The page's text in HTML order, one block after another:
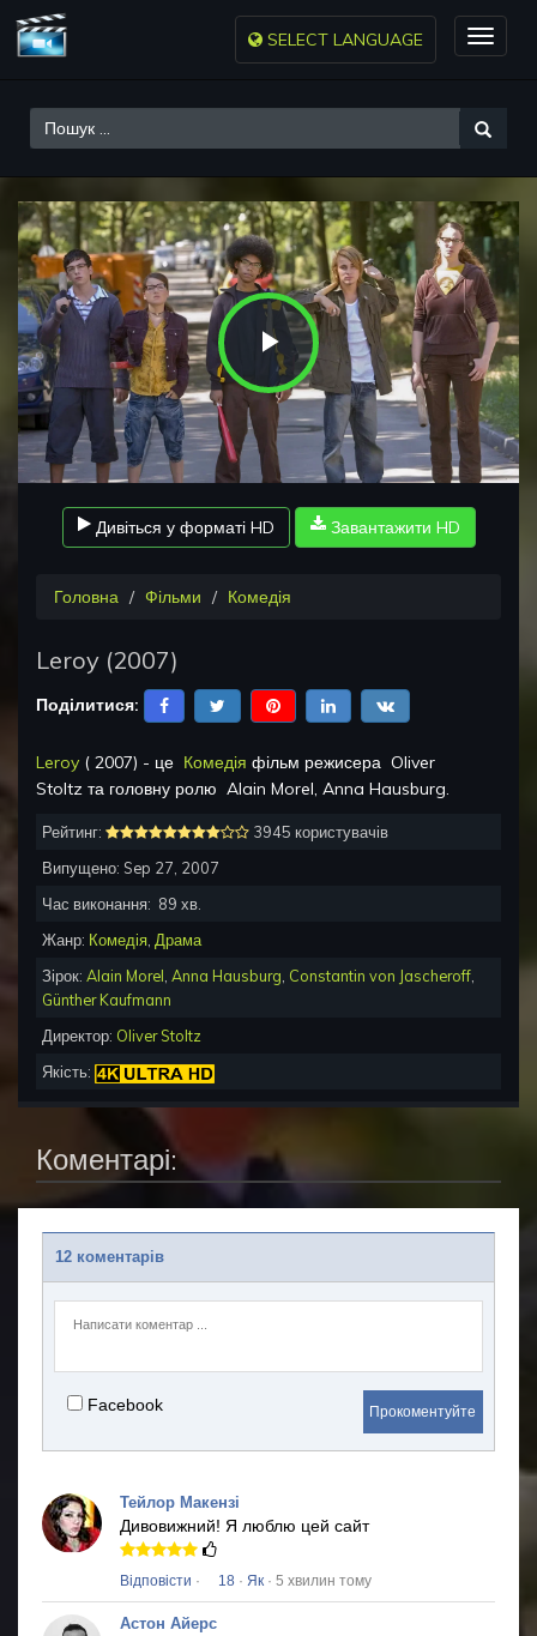
Toggle
SELECT LANGUAGE
Play
Video
Дивіться у форматі HD Завантажити HD
Головна Фільми Комедія
Leroy (2007)
Поділитися:
Leroy ( 2007) - це Комедія фільм режисера Oliver
Stoltz та головну ролю Alain Morel, Anna Hausburg.
Рейтинг:
3945 користувачів
Випущено: Sep 27, 2007
Час виконання: 89 хв.
Жанр: Комедія Драма
Зірок: Alain Morel Anna Hausburg Constantin von Jascheroff
Günther Kaufmann
Директор: Oliver Stoltz
Якість:
Коментарі:
12 коментарів
Facebook Прокоментуйте
Тейлор Макензі
Дивовижний! Я люблю цей сайт
Відповісти · 18 · Як · 5 хвилин тому
Астон Айерс